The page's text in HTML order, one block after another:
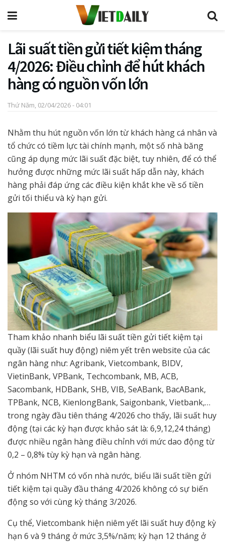
Lãi suất tiền gửi tiết kiệm tháng
4/2026: Điều chỉnh để hút khách
hàng có nguồn vốn lớn
Thứ Năm, 02/04/2026 - 04:01
Nhằm thu hút nguồn vốn lớn từ khách hàng cá nhân và
tổ chức có tiềm lực tài chính mạnh, một số nhà băng
cũng áp dụng mức lãi suất đặc biệt, tuy nhiên, để có thể
hưởng được những mức lãi suất hấp dẫn này, khách
hàng phải đáp ứng các điều kiện khắt khe về số tiền
gửi tối thiểu và kỳ hạn gửi.
Tham khảo nhanh biểu lãi suất tiền gửi tiết kiệm tại
quầy (lãi suất huy động) niêm yết trên website của các
ngân hàng như: Agribank, Vietcombank, BIDV,
VietinBank, VPBank, Techcombank, MB, ACB,
Sacombank, HDBank, SHB, VIB, SeABank, BacABank,
TPBank, NCB, KienlongBank, Saigonbank, Vietbank,…
trong ngày đầu tiên tháng 4/2026 cho thấy, lãi suất huy
động (tại các kỳ hạn được khảo sát là: 6,9,12,24 tháng)
được nhiều ngân hàng điều chỉnh với mức dao động từ
0,2 – 0,8% tùy kỳ hạn và ngân hàng.
Ở nhóm NHTM có vốn nhà nước, biểu lãi suất tiền gửi
tiết kiệm tại quầy đầu tháng 4/2026 không có sự biến
động so với cùng kỳ tháng 3/2026.
Cụ thể, Vietcombank hiện niêm yết lãi suất huy động kỳ
hạn 6 và 9 tháng ở mức 3,5%/năm; kỳ hạn 12 tháng ở